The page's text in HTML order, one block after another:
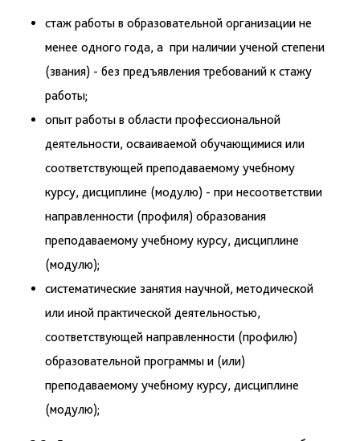
стаж работы в образовательной организации не
менее одного года, а при наличии ученой степени
(звания) - без предъявления требований к стажу
работы;
опыт работы в области профессиональной
деятельности, осваиваемой обучающимися или
соответствующей преподаваемому учебному
курсу, дисциплине (модулю) - при несоответствии
направленности (профиля) образования
преподаваемому учебному курсу, дисциплине
(модулю);
систематические занятия научной, методической
или иной практической деятельностью,
соответствующей направленности (профилю)
образовательной программы и (или)
преподаваемому учебному курсу, дисциплине
(модулю);